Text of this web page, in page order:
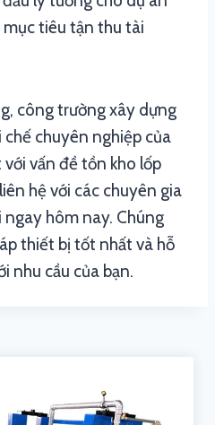
mục tiêu tận thu tài
công trường xây dựng
chuyên nghiệp của
vấn đề tồn kho lốp
hệ với các chuyên gia
hôm nay. Chúng
thiết bị tốt nhất và hỗ
nhu cầu của bạn.